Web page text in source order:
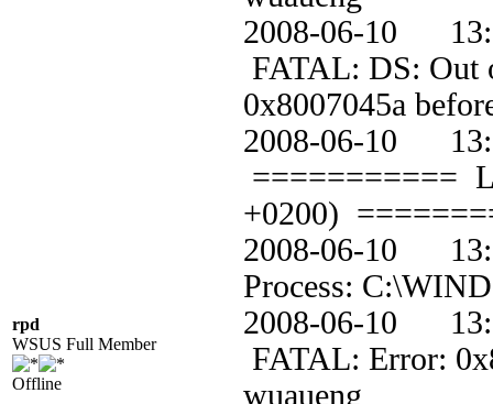
rpd
WSUS Full Member
Offline
2008-06-10
FATAL: DS: Out
0x8007045a
2008-06-10
===========
+0200)
2008-06-10
Process:
2008-06-10
FATAL: Error:
wuaueng